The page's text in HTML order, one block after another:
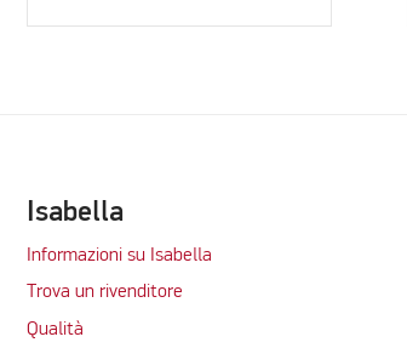
Isabella
Informazioni su Isabella
Trova un rivenditore
Qualità